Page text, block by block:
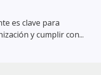
es clave para
y cumplir con...